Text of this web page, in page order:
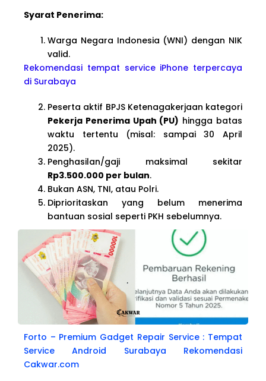
Syarat Penerima:
Warga Negara Indonesia (WNI) dengan NIK
valid.
Rekomendasi tempat service iPhone terpercaya
di Surabaya
Peserta aktif BPJS Ketenagakerjaan kategori
Pekerja Penerima Upah (PU) hingga batas
waktu tertentu (misal: sampai 30 April
2025).
Penghasilan/gaji maksimal sekitar
Rp3.500.000 per bulan.
Bukan ASN, TNI, atau Polri.
Diprioritaskan yang belum menerima
bantuan sosial seperti PKH sebelumnya.
Forto – Premium Gadget Repair Service : Tempat
Service Android Surabaya Rekomendasi
Cakwar.com